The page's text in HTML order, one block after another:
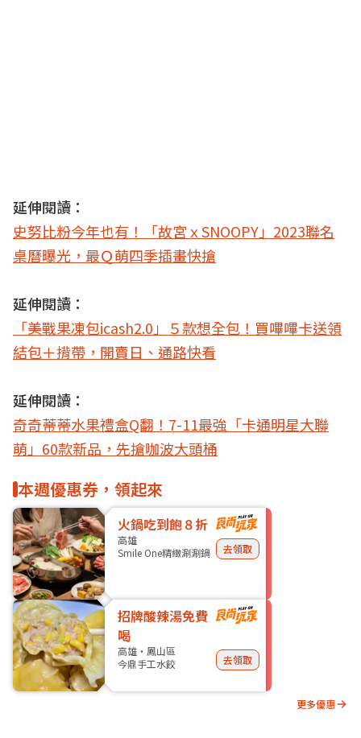
延伸閱讀：
史努比粉今年也有！「故宮ｘSNOOPY」2023聯名
桌曆曝光，最Ｑ萌四季插畫快搶
延伸閱讀：
「美戰果凍包icash2.0」５款想全包！買嗶嗶卡送領
結包＋揹帶，開賣日、通路快看
延伸閱讀：
奇奇蒂蒂水果禮盒Q翻！7-11最強「卡通明星大聯
萌」60款新品，先搶咖波大頭桶
本週優惠券，領起來
火鍋吃到飽８折
高雄
Smile One精緻涮涮鍋
去領取
招牌酸辣湯免費
喝
高雄・鳳山區
今鼎手工水餃
去領取
更多優惠